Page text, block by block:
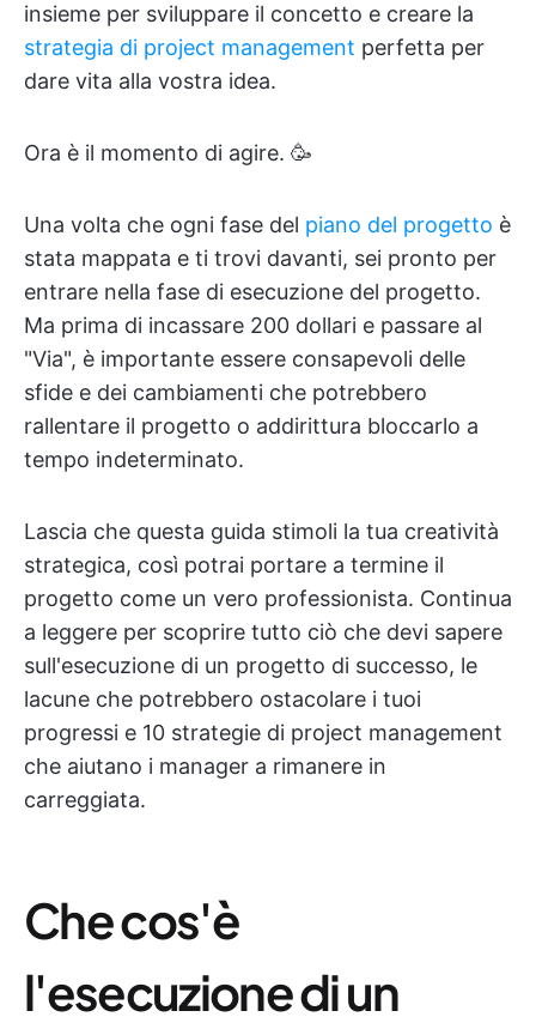
insieme per sviluppare il concetto e creare la
strategia di project management perfetta per
dare vita alla vostra idea.
Ora è il momento di agire. 🥳
Una volta che ogni fase del piano del progetto è
stata mappata e ti trovi davanti, sei pronto per
entrare nella fase di esecuzione del progetto.
Ma prima di incassare 200 dollari e passare al
"Via", è importante essere consapevoli delle
sfide e dei cambiamenti che potrebbero
rallentare il progetto o addirittura bloccarlo a
tempo indeterminato.
Lascia che questa guida stimoli la tua creatività
strategica, così potrai portare a termine il
progetto come un vero professionista. Continua
a leggere per scoprire tutto ciò che devi sapere
sull'esecuzione di un progetto di successo, le
lacune che potrebbero ostacolare i tuoi
progressi e 10 strategie di project management
che aiutano i manager a rimanere in
carreggiata.
Che cos'è
l'esecuzione di un